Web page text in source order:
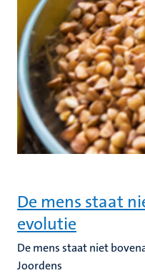
De mens staat
evolutie
De mens staat niet
Joordens